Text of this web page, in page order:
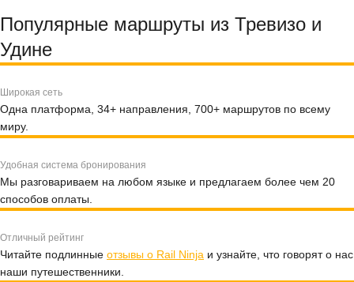
Популярные маршруты из Тревизо и
Удине
Широкая сеть
Одна платформа, 34+ направления, 700+ маршрутов по всему
миру.
Удобная система бронирования
Мы разговариваем на любом языке и предлагаем более чем 20
способов оплаты.
Отличный рейтинг
Читайте подлинные отзывы о Rail Ninja и узнайте, что говорят о нас
наши путешественники.